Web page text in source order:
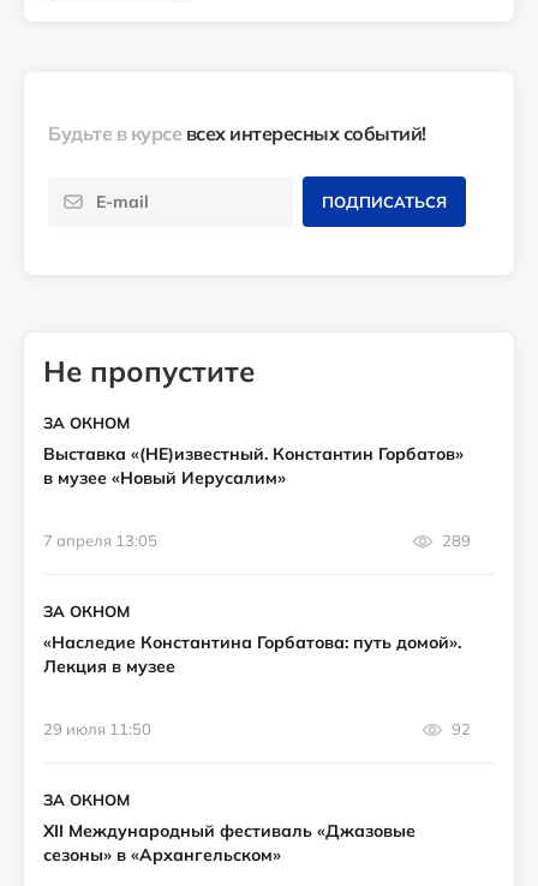
Будьте в курсе всех интересных событий!
ПОДПИСАТЬСЯ
Не пропустите
ЗА ОКНОМ
Выставка «(НЕ)известный. Константин Горбатов»
в музее «Новый Иерусалим»
7 апреля 13:05 289
ЗА ОКНОМ
«Наследие Константина Горбатова: путь домой».
Лекция в музее
29 июля 11:50 92
ЗА ОКНОМ
XII Международный фестиваль «Джазовые
сезоны» в «Архангельском»